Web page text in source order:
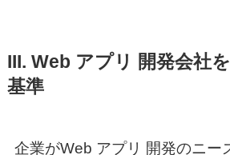
III. Web アプリ 開発会社
基準
企業がWeb アプリ 開発のニー